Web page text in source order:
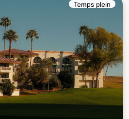
Temps plein